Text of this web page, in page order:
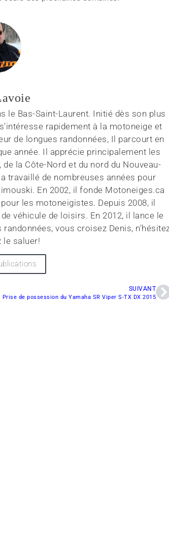
le Bas-Saint-Laurent. Initié dès son plus
rapidement à la motoneige et
de longues randonnées, Il parcourt en
année. Il apprécie principalement les
la Côte-Nord et du nord du Nouveau-
travaillé de nombreuses années pour
En 2002, il fonde Motoneiges.ca
les motoneigistes. Depuis 2008, il
véhicule de loisirs. En 2012, il lance le
vous croisez Denis,
le saluer!
SUIVANT
Prise de possession du Yamaha SR Viper S-TX DX 2015